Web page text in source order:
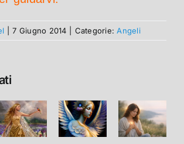
7 Giugno 2014 Categorie:Angeli